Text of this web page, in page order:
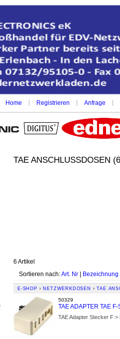
Home Registrieren Anfrage
TAE ANSCHLUSSDOSEN
6 Artikel
Sortieren nach:Art. Nr | Bezeichnung
E-SHOP › NETZWERKDOSEN › TAE
50329
TAE ADAPTER TAE
TAE Adapter Stecker F